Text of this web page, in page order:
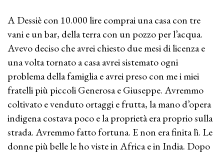
A Dessiè con 10.000 lire comprai una casa con tre
vani e un bar, della terra con un pozzo per l’acqua.
Avevo deciso che avrei chiesto due mesi di licenza e
una volta tornato a casa avrei sistemato ogni
problema della famiglia e avrei preso con me i miei
fratelli più piccoli Generosa e Giuseppe. Avremmo
coltivato e venduto ortaggi e frutta, la mano d’opera
indigena costava poco e la proprietà era proprio sulla
strada. Avremmo fatto fortuna. E non era finita lì. Le
donne più belle le ho viste in Africa e in India. Dopo